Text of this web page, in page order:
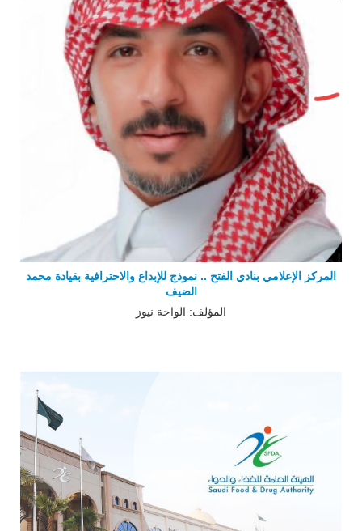
المركز الإعلامي بنادي الفتح .. نموذج للإبداع والاحترافية بقيادة محمد
الضيف
المؤلف: الواحة نيوز